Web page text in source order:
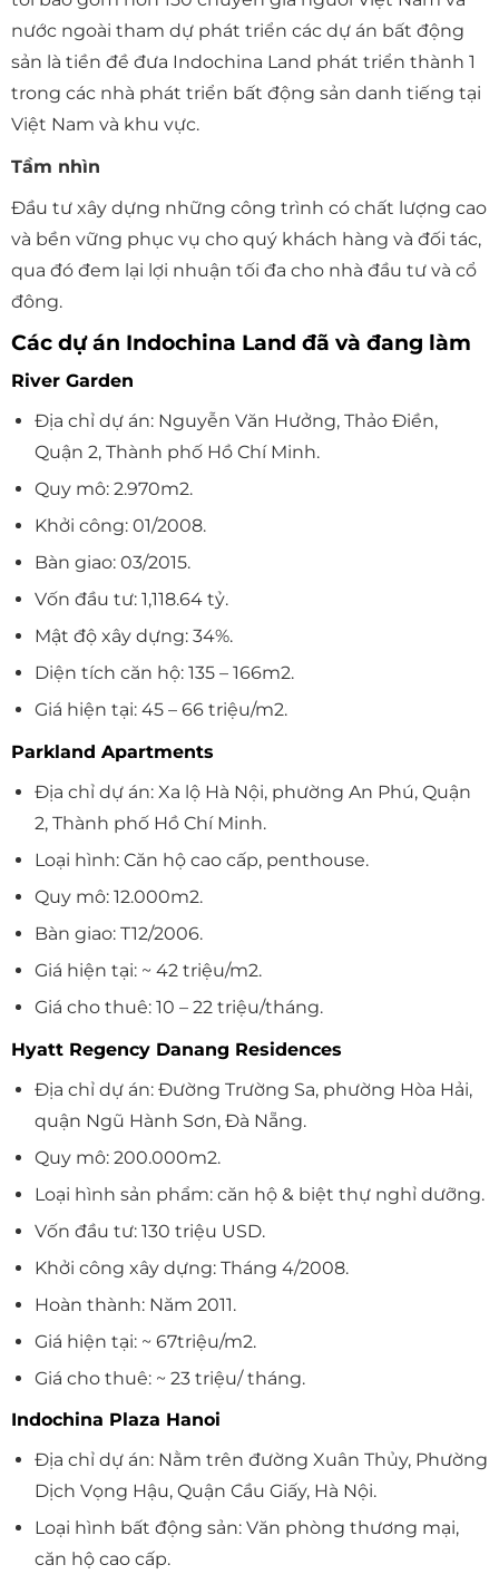
nước ngoài tham dự phát triển các dự án bất động
sản là tiền đề đưa Indochina Land phát triển thành 1
trong các nhà phát triển bất động sản danh tiếng tại
Việt Nam và khu vực.
Tầm nhìn
Đầu tư xây dựng những công trình có chất lượng cao
và bền vững phục vụ cho quý khách hàng và đối tác,
qua đó đem lại lợi nhuận tối đa cho nhà đầu tư và cổ
đông.
Các dự án Indochina Land đã và đang làm
River Garden
Địa chỉ dự án: Nguyễn Văn Hưởng, Thảo Điền,
Quận 2, Thành phố Hồ Chí Minh.
Quy mô: 2.970m2.
Khởi công: 01/2008.
Bàn giao: 03/2015.
Vốn đầu tư: 1,118.64 tỷ.
Mật độ xây dựng: 34%.
Diện tích căn hộ: 135 – 166m2.
Giá hiện tại: 45 – 66 triệu/m2.
Parkland Apartments
Địa chỉ dự án: Xa lộ Hà Nội, phường An Phú, Quận
2, Thành phố Hồ Chí Minh.
Loại hình: Căn hộ cao cấp, penthouse.
Quy mô: 12.000m2.
Bàn giao: T12/2006.
Giá hiện tại: ~ 42 triệu/m2.
Giá cho thuê: 10 – 22 triệu/tháng.
Hyatt Regency Danang Residences
Địa chỉ dự án: Đường Trường Sa, phường Hòa Hải,
quận Ngũ Hành Sơn, Đà Nẵng.
Quy mô: 200.000m2.
Loại hình sản phẩm: căn hộ & biệt thự nghỉ dưỡng.
Vốn đầu tư: 130 triệu USD.
Khởi công xây dựng: Tháng 4/2008.
Hoàn thành: Năm 2011.
Giá hiện tại: ~ 67triệu/m2.
Giá cho thuê: ~ 23 triệu/ tháng.
Indochina Plaza Hanoi
Địa chỉ dự án: Nằm trên đường Xuân Thủy, Phường
Dịch Vọng Hậu, Quận Cầu Giấy, Hà Nội.
Loại hình bất động sản: Văn phòng thương mại,
căn hộ cao cấp.